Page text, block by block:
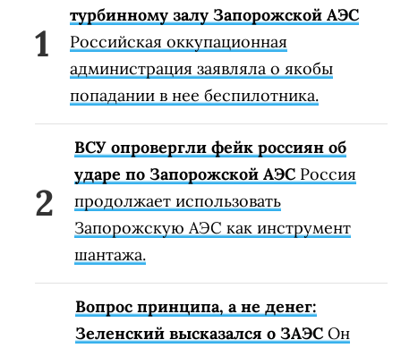
турбинному залу Запорожской АЭС
Российская оккупационная
администрация заявляла о якобы
попадании в нее беспилотника.
ВСУ опровергли фейк россиян об
ударе по Запорожской АЭС Россия
продолжает использовать
Запорожскую АЭС как инструмент
шантажа.
Вопрос принципа, а не денег:
Зеленский высказался о ЗАЭС Он